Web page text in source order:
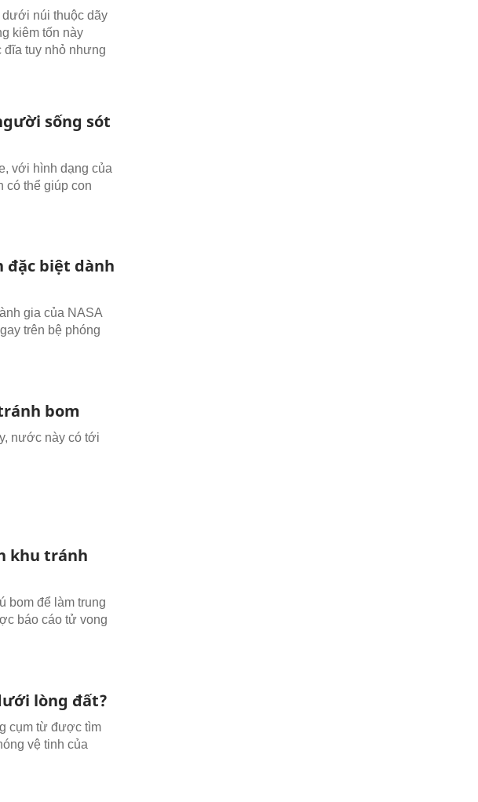
dưới núi thuộc dãy
kiêm tốn này
tuy nhỏ nhưng
sống sót
với hình dạng của
có thể giúp con
đặc biệt dành
gia của NASA
trên bệ phóng
bom
nước này có tới
khu tránh
bom để làm trung
báo cáo tử vong
lòng đất?
cụm từ được tìm
vệ tinh của